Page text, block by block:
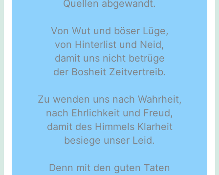
Quellen abgewandt.
Von Wut und böser Lüge,
von Hinterlist und Neid,
damit uns nicht betrüge
der Bosheit Zeitvertreib.
Zu wenden uns nach Wahrheit,
nach Ehrlichkeit und Freud,
damit des Himmels Klarheit
besiege unser Leid.
Denn mit den guten Taten